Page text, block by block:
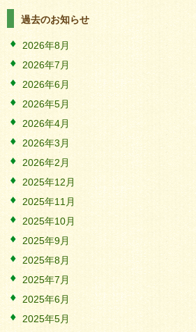
過去のお知らせ
2026年8月
2026年7月
2026年6月
2026年5月
2026年4月
2026年3月
2026年2月
2025年12月
2025年11月
2025年10月
2025年9月
2025年8月
2025年7月
2025年6月
2025年5月